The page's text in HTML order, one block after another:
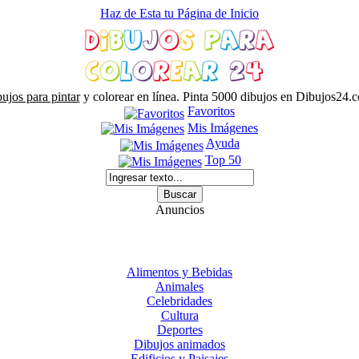
Haz de Esta tu Página de Inicio
para pintary colorear en línea. Pinta 5000 dibujos en
Favoritos
Mis Imágenes
Ayuda
Top 50
Anuncios
Alimentos y Bebidas
Animales
Celebridades
Cultura
Deportes
Dibujos animados